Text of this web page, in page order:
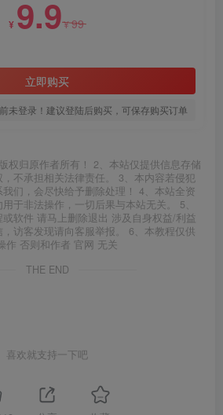
¥ 9.9¥99
立即购买
未登录！建议登陆后购买，可保存购买订单
权归原作者所有！ 2、本站仅提供信息存储
不承担相关法律责任。 3、本内容若侵犯
们，会尽快给予删除处理！ 4、本站全资
于非法操作，一切后果与本站无关。 5、
软件 请马上删除退出 涉及自身权益/利益
访客发现请向客服举报。 6、本教程仅供
作 否则和作者 官网 无关
THE END
喜欢就支持一下吧